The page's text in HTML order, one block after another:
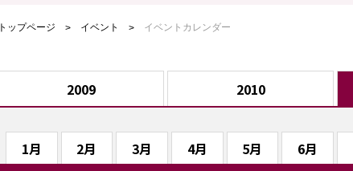
トップページ イベント イベントカレンダー
2009 2010
1月 2月 3月 4月 5月 6月